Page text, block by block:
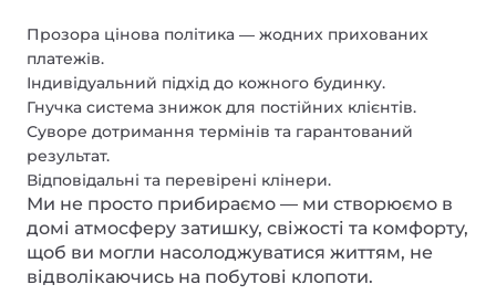
Прозора цінова політика — жодних прихованих
платежів.
Індивідуальний підхід до кожного будинку.
Гнучка система знижок для постійних клієнтів.
Суворе дотримання термінів та гарантований
результат.
Відповідальні та перевірені клінери.
Ми не просто прибираємо — ми створюємо в
домі атмосферу затишку, свіжості та комфорту,
щоб ви могли насолоджуватися життям, не
відволікаючись на побутові клопоти.